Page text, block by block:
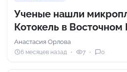
Ученые нашли
Котокель в
Анастасия Орлова
6 месяцев назад 7 0